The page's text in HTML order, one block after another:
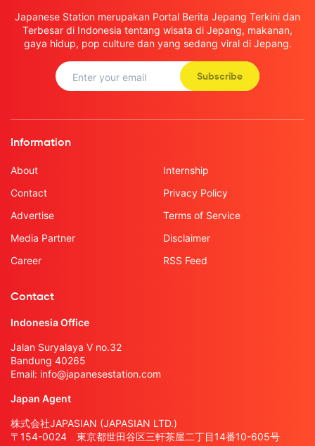
Japanese Station merupakan Portal Berita Jepang Terkini dan
Terbesar di Indonesia tentang wisata di Jepang, makanan,
gaya hidup, pop culture dan yang sedang viral di Jepang.
Subscribe
Information
About
Contact
Advertise
Media Partner
Career
Internship
Privacy Policy
Terms of Service
Disclaimer
RSS Feed
Contact
Indonesia Office
Jalan Suryalaya V no.32
Bandung 40265
Email: info@japanesestation.com
Japan Agent
株式会社JAPASIAN (JAPASIAN LTD.)
〒154-0024 東京都世田谷区三軒茶屋二丁目14番10-605号